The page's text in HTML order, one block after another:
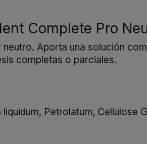
Complete Pro
Aporta una solución
completas o parciales.
Petrolatum, Cellulose